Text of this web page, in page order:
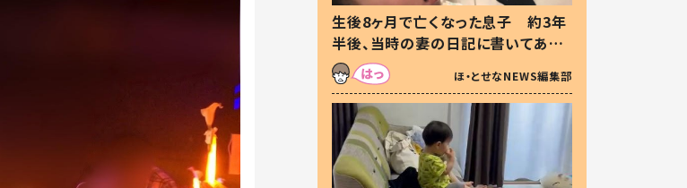
生後8ヶ月で亡くなった息子 約3年
半後、当時の妻の日記に書いてあっ
た本音とは
ほ・とせなNEWS編集部